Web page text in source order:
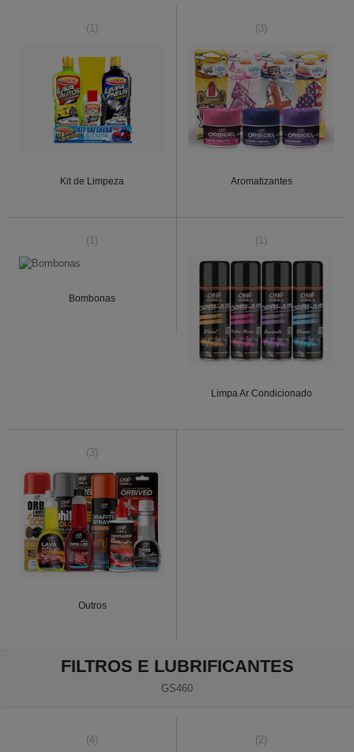
(1)
Kit de Limpeza
(3)
Aromatizantes
(1)
Bombonas
(1)
Limpa Ar Condicionado
(3)
Outros
FILTROS E LUBRIFICANTES
GS460
(4) (2)